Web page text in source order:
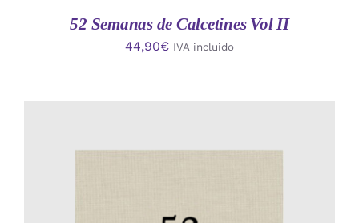
52 Semanas de Calcetines Vol II
44,90€ IVA incluido